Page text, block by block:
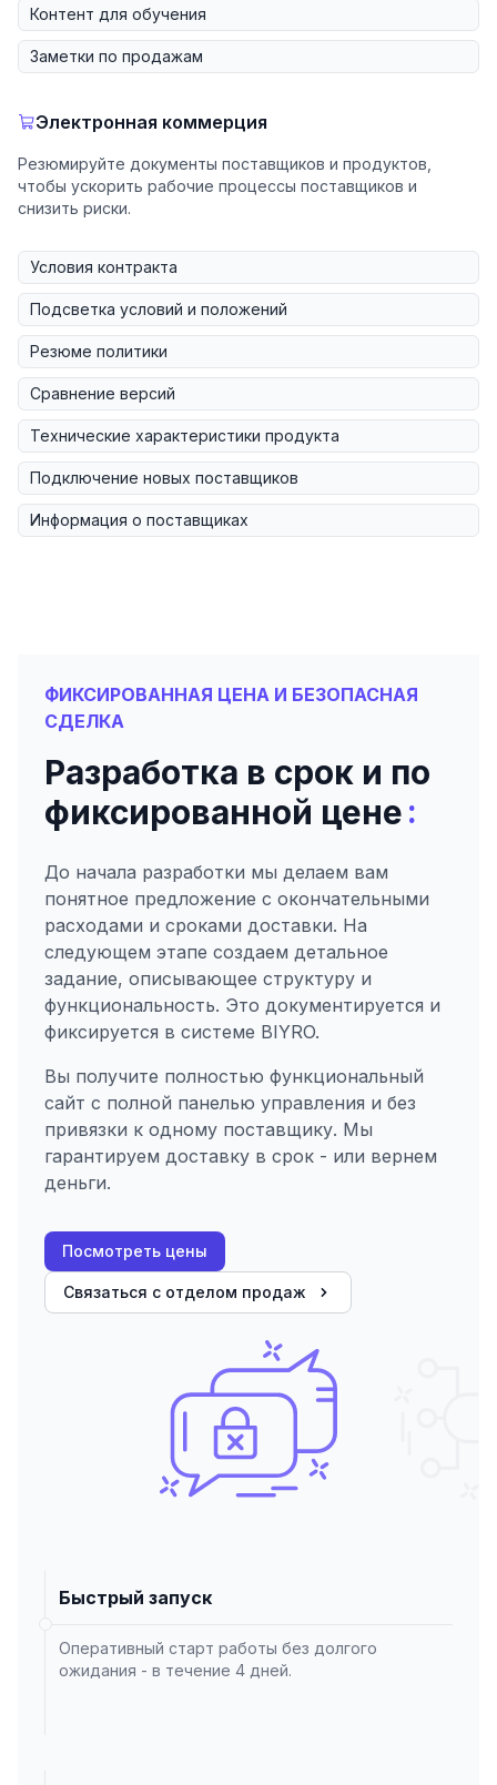
Контент для обучения
Заметки по продажам
Электронная коммерция
Резюмируйте документы поставщиков и продуктов,
чтобы ускорить рабочие процессы поставщиков и
снизить риски.
Условия контракта
Подсветка условий и положений
Резюме политики
Сравнение версий
Технические характеристики продукта
Подключение новых поставщиков
Информация о поставщиках
ФИКСИРОВАННАЯ ЦЕНА И БЕЗОПАСНАЯ
СДЕЛКА
Разработка в срок и по
фиксированной цене:
До начала разработки мы делаем вам
понятное предложение с окончательными
расходами и сроками доставки. На
следующем этапе создаем детальное
задание, описывающее структуру и
функциональность. Это документируется и
фиксируется в системе BIYRO.
Вы получите полностью функциональный
сайт с полной панелью управления и без
привязки к одному поставщику. Мы
гарантируем доставку в срок - или вернем
деньги.
Посмотреть цены
Связаться с отделом продаж
Быстрый запуск
Оперативный старт работы без долгого
ожидания - в течение 4 дней.